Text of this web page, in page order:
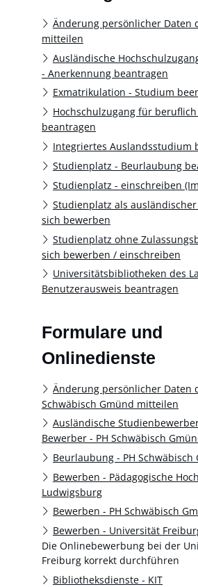
Änderung persönlicher Daten
mitteilen
Ausländische
- Anerkennung beantragen
Exmatrikulation - Studium
Hochschulzugang für
beantragen
Integriertes Auslandsstudium
Studienplatz - Beurlaubung
Studienplatz - einschreiben
Studienplatz als
sich bewerben
Studienplatz ohne
sich bewerben / einschreiben
Universitätsbibliotheken des
Benutzerausweis beantragen
Formulare und
Onlinedienste
Änderung persönlicher Daten
Schwäbisch Gmünd mitteilen
Ausländische
Bewerber - PH Schwäbisch
Beurlaubung - PH Schwäbisch
Bewerben - Pädagogische
Ludwigsburg
Bewerben - PH Schwäbisch
Bewerben - Universität
Die Onlinebewerbung bei der
Freiburg korrekt durchführen
Bibliotheksdienste - KIT